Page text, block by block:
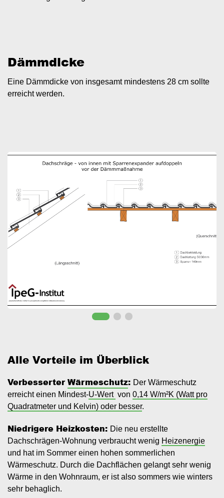
Dämmdicke
Eine Dämmdicke von insgesamt mindestens 28 cm sollte
erreicht werden.
Image
Alle Vorteile im Überblick
VerbesserterWärmeschutz: Der Wärmeschutz
erreicht einen Mindest-U-Wert von 0,14 W/m²K (Watt pro
Quadratmeter und Kelvin) oder besser.
Niedrigere Heizkosten: Die neu erstellte
Dachschrägen-Wohnung verbraucht wenig Heizenergie
und hat im Sommer einen hohen sommerlichen
Wärmeschutz. Durch die Dachflächen gelangt sehr wenig
Wärme in den Wohnraum, er ist also sommers wie winters
sehr behaglich.